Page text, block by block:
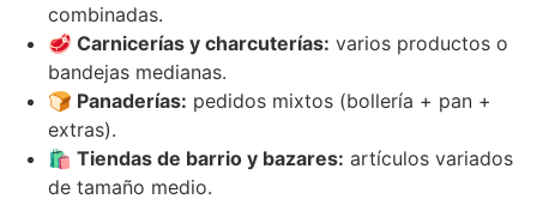
combinadas.
🥩 Carnicerías y charcuterías: varios productos o
bandejas medianas.
🍞 Panaderías: pedidos mixtos (bollería + pan +
extras).
🛍️ Tiendas de barrio y bazares: artículos variados
de tamaño medio.